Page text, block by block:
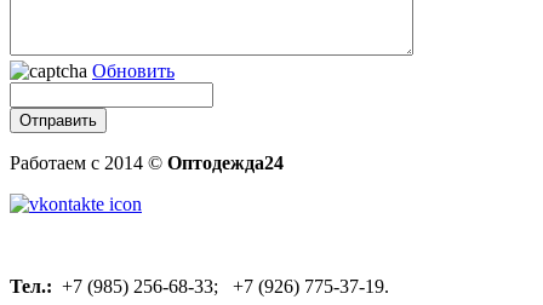
Обновить
Работаем с 2014 © Оптодежда24
Тел.: +7 (985) 256-68-33; +7 (926) 775-37-19.